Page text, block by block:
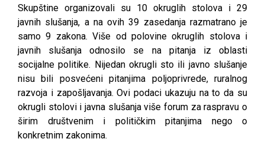
Skupštine organizovali su 10 okruglih stolova i 29
javnih slušanja, a na ovih 39 zasedanja razmatrano je
samo 9 zakona. Više od polovine okruglih stolova i
javnih slušanja odnosilo se na pitanja iz oblasti
socijalne politike. Nijedan okrugli sto ili javno slušanje
nisu bili posvećeni pitanjima poljoprivrede, ruralnog
razvoja i zapošljavanja. Ovi podaci ukazuju na to da su
okrugli stolovi i javna slušanja više forum za raspravu o
širim društvenim i političkim pitanjima nego o
konkretnim zakonima.